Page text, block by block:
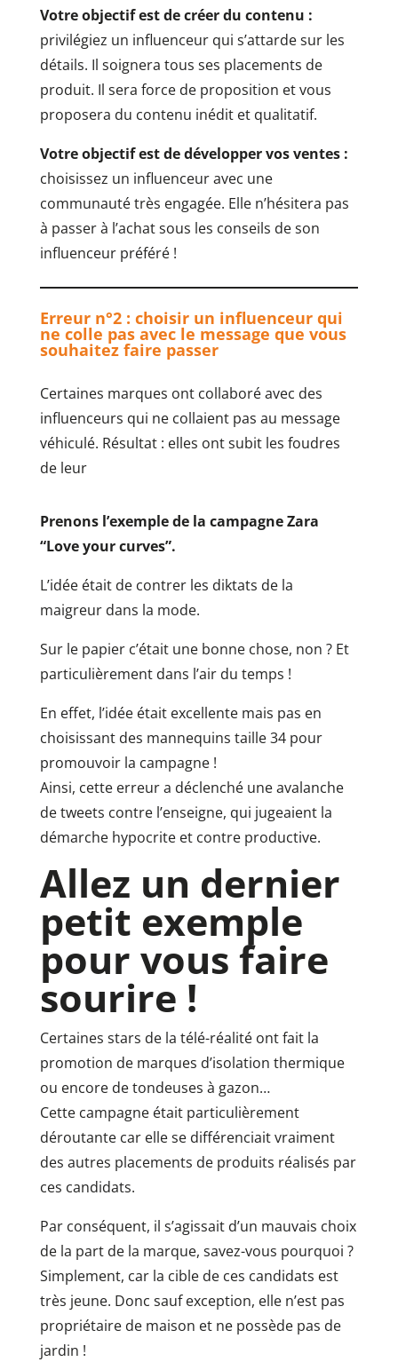
Votre objectif est de créer du contenu :
privilégiez un influenceur qui s’attarde sur les
détails. Il soignera tous ses placements de
produit. Il sera force de proposition et vous
proposera du contenu inédit et qualitatif.
Votre objectif est de développer vos ventes :
choisissez un influenceur avec une
communauté très engagée. Elle n’hésitera pas
à passer à l’achat sous les conseils de son
influenceur préféré !
Erreur n°2 : choisir un influenceur qui
ne colle pas avec le message que vous
souhaitez faire passer
Certaines marques ont collaboré avec des
influenceurs qui ne collaient pas au message
véhiculé. Résultat : elles ont subit les foudres
de leur
Prenons l’exemple de la campagne Zara
“Love your curves”.
L’idée était de contrer les diktats de la
maigreur dans la mode.
Sur le papier c’était une bonne chose, non ? Et
particulièrement dans l’air du temps !
En effet, l’idée était excellente mais pas en
choisissant des mannequins taille 34 pour
promouvoir la campagne !
Ainsi, cette erreur a déclenché une avalanche
de tweets contre l’enseigne, qui jugeaient la
démarche hypocrite et contre productive.
Allez un dernier
petit exemple
pour vous faire
sourire !
Certaines stars de la télé-réalité ont fait la
promotion de marques d’isolation thermique
ou encore de tondeuses à gazon…
Cette campagne était particulièrement
déroutante car elle se différenciait vraiment
des autres placements de produits réalisés par
ces candidats.
Par conséquent, il s’agissait d’un mauvais choix
de la part de la marque, savez-vous pourquoi ?
Simplement, car la cible de ces candidats est
très jeune. Donc sauf exception, elle n’est pas
propriétaire de maison et ne possède pas de
jardin !